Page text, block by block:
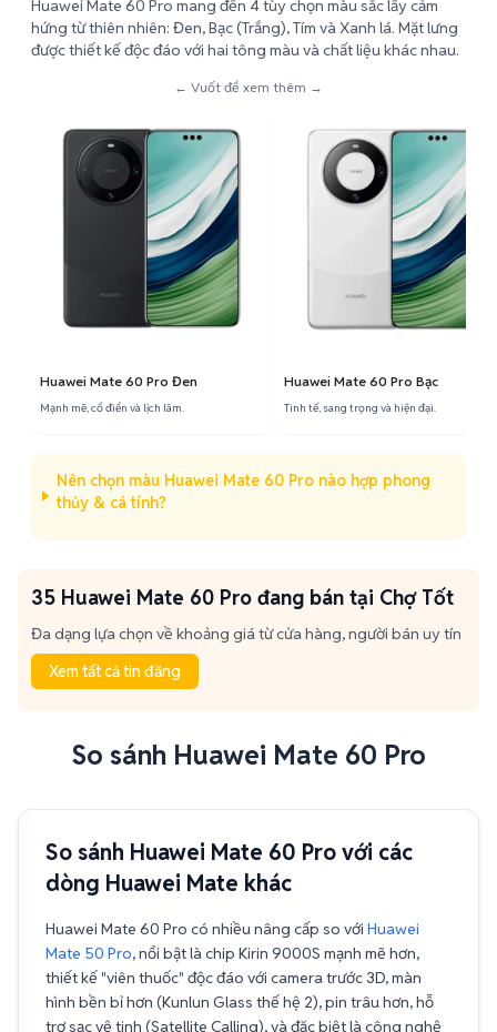
Huawei Mate 60 Pro mang đến 4 tùy chọn màu sắc lấy cảm
hứng từ thiên nhiên: Đen, Bạc (Trắng), Tím và Xanh lá. Mặt lưng
được thiết kế độc đáo với hai tông màu và chất liệu khác nhau.
← Vuốt để xem thêm →
Huawei Mate 60 Pro Đen
Mạnh mẽ, cổ điển và lịch lãm.
Huawei Mate 60 Pro Bạc
Tinh tế, sang trọng và hiện đại.
Nên chọn màu Huawei Mate 60 Pro nào hợp phong
thủy & cá tính?
35 Huawei Mate 60 Pro đang bán tại Chợ Tốt
Đa dạng lựa chọn về khoảng giá từ cửa hàng, người bán uy tín
Xem tất cả tin đăng
So sánh Huawei Mate 60 Pro
So sánh Huawei Mate 60 Pro với các
dòng Huawei Mate khác
Huawei Mate 60 Pro có nhiều nâng cấp so với Huawei
Mate 50 Pro, nổi bật là chip Kirin 9000S mạnh mẽ hơn,
thiết kế "viên thuốc" độc đáo với camera trước 3D, màn
hình bền bỉ hơn (Kunlun Glass thế hệ 2), pin trâu hơn, hỗ
trợ sạc vệ tinh (Satellite Calling), và đặc biệt là công nghệ